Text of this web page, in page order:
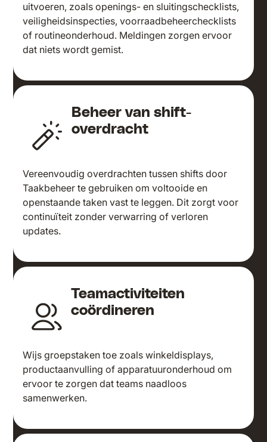
uitvoeren, zoals openings- en sluitingschecklists,
veiligheidsinspecties, voorraadbeheerchecklists
of routineonderhoud. Meldingen zorgen ervoor
dat niets wordt gemist.
Beheer van shift-
overdracht
Vereenvoudig overdrachten tussen shifts door
Taakbeheer te gebruiken om voltooide en
openstaande taken vast te leggen. Dit zorgt voor
continuïteit zonder verwarring of verloren
updates.
Teamactiviteiten
coördineren
Wijs groepstaken toe zoals winkeldisplays,
productaanvulling of apparatuuronderhoud om
ervoor te zorgen dat teams naadloos
samenwerken.